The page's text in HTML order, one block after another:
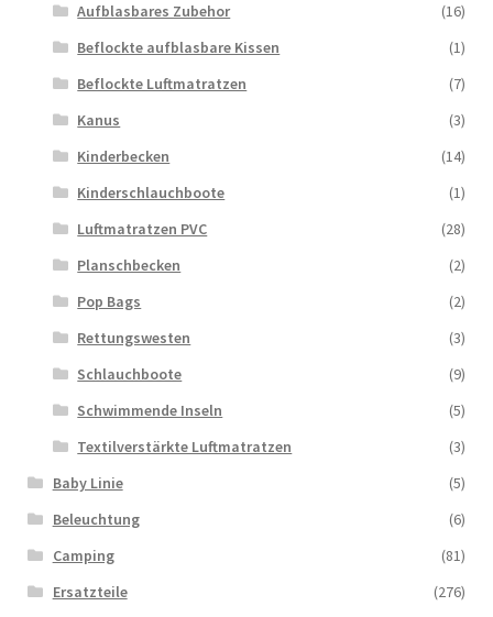
Aufblasbares Zubehor
(16)
Beflockte aufblasbare Kissen
(1)
Beflockte Luftmatratzen
(7)
Kanus
(3)
Kinderbecken
(14)
Kinderschlauchboote
(1)
Luftmatratzen PVC
(28)
Planschbecken
(2)
Pop Bags
(2)
Rettungswesten
(3)
Schlauchboote
(9)
Schwimmende Inseln
(5)
Textilverstärkte Luftmatratzen
(3)
Baby Linie
(5)
Beleuchtung
(6)
Camping
(81)
Ersatzteile
(276)